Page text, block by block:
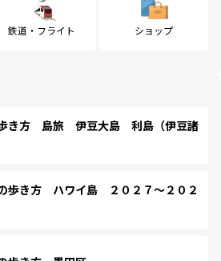
鉄道・フライト ショップ
き方 島旅 伊豆大島 利島（伊豆諸
歩き方 ハワイ島 ２０２７～２０２